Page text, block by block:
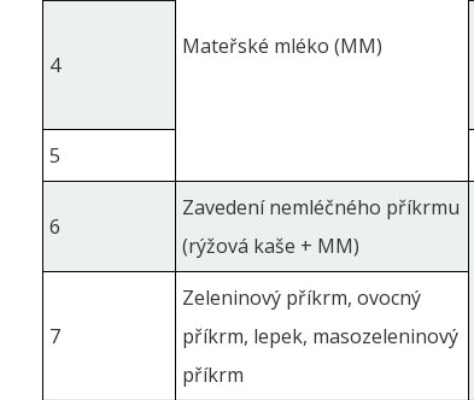
Mateřské mléko (MM)
4
5
6
Zavedení nemléčného příkrmu
(rýžová kaše + MM)
7
Zeleninový příkrm, ovocný
příkrm, lepek, masozeleninový
příkrm